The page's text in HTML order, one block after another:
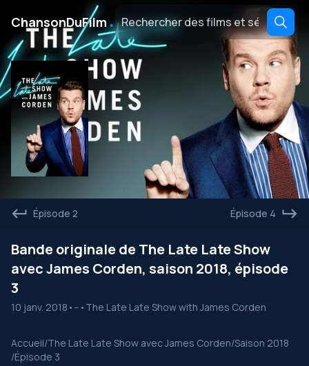
ChansonDuFilm․
Épisode 2 Épisode 4
Bande originale de The Late Late Show
avec James Corden, saison 2018, épisode
3
10 janv. 2018 • -- • The Late Late Show with James Corden
Accueil/The Late Late Show avec James Corden/Saison 2018
/Épisode 3